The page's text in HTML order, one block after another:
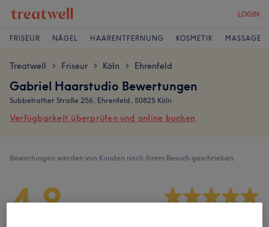
LOGIN
FRISEUR NÄGEL HAARENTFERNUNG KOSMETIK MASSAGE
Treatwell > Friseur > Köln > Ehrenfeld
Gabriel Haarstudio Bewertungen
Subbelrather Straße 256, Ehrenfeld, 50825 Köln
Verfügbarkeit überprüfen und online buchen
Bewertungen werden von Kunden nach ihrem Besuch geschrieben.
4,8